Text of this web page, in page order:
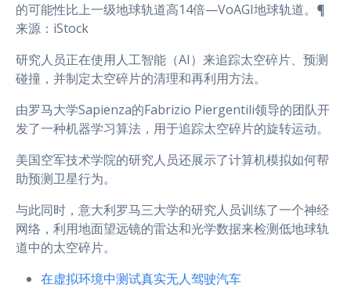
的可能性比上一级地球轨道高14倍—VoAGI地球轨道。¶
来源：iStock
研究人员正在使用人工智能（AI）来追踪太空碎片、预测
碰撞，并制定太空碎片的清理和再利用方法。
由罗马大学Sapienza的Fabrizio Piergentili领导的团队开
发了一种机器学习算法，用于追踪太空碎片的旋转运动。
美国空军技术学院的研究人员还展示了计算机模拟如何帮
助预测卫星行为。
与此同时，意大利罗马三大学的研究人员训练了一个神经
网络，利用地面望远镜的雷达和光学数据来检测低地球轨
道中的太空碎片。
在虚拟环境中测试真实无人驾驶汽车